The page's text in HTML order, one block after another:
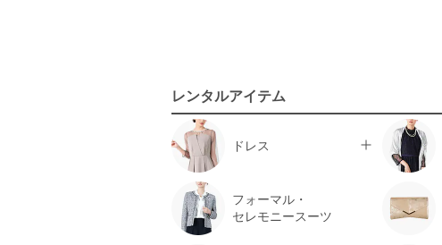
レンタルアイテム
ドレス
フォーマル・
セレモニースーツ